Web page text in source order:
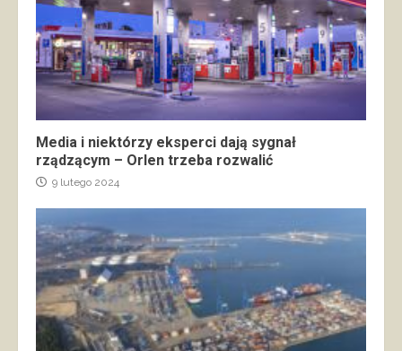
Media i niektórzy eksperci dają sygnał
rządzącym – Orlen trzeba rozwalić
9 lutego 2024